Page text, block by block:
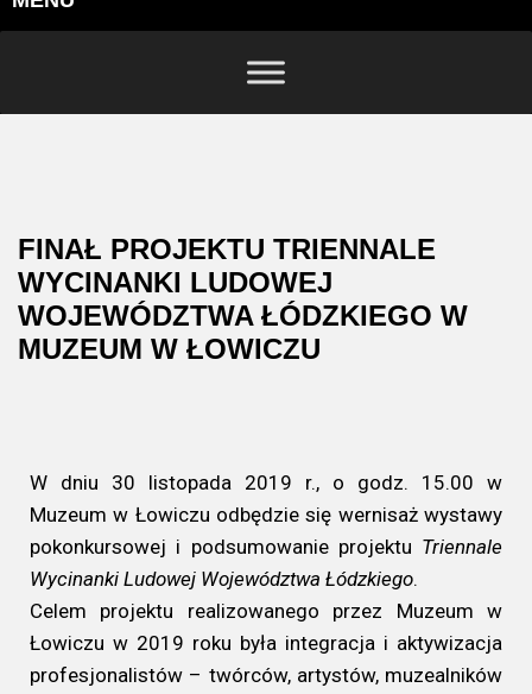
FINAŁ PROJEKTU TRIENNALE
WYCINANKI LUDOWEJ
WOJEWÓDZTWA ŁÓDZKIEGO W
MUZEUM W ŁOWICZU
W dniu 30 listopada 2019 r., o godz. 15.00 w
Muzeum w Łowiczu odbędzie się wernisaż wystawy
pokonkursowej i podsumowanie projektu Triennale
Wycinanki Ludowej Województwa Łódzkiego.
Celem projektu realizowanego przez Muzeum w
Łowiczu w 2019 roku była integracja i aktywizacja
profesjonalistów – twórców, artystów, muzealników